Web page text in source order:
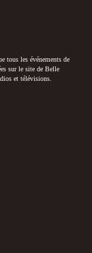
tous les événements de
sur le site de Belle
et télévisions.